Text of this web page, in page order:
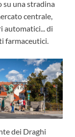
su una stradina
centrale,
automatici... di
farmaceutici.
dei Draghi